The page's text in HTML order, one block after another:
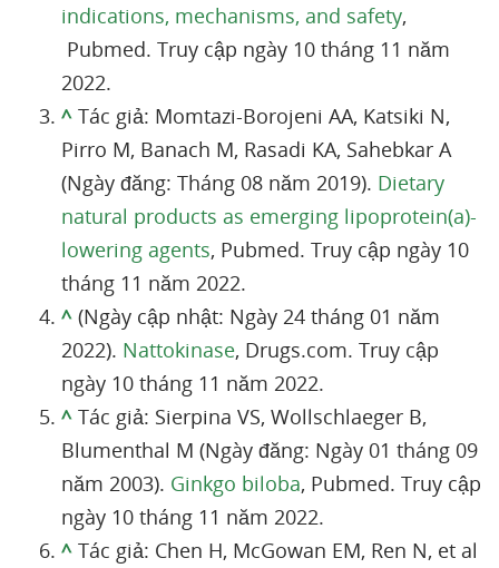
indications, mechanisms, and safety,
Pubmed. Truy cập ngày 10 tháng 11 năm
2022.
^ Tác giả: Momtazi-Borojeni AA, Katsiki N,
Pirro M, Banach M, Rasadi KA, Sahebkar A
(Ngày đăng: Tháng 08 năm 2019). Dietary
natural products as emerging lipoprotein(a)-
lowering agents, Pubmed. Truy cập ngày 10
tháng 11 năm 2022.
^ (Ngày cập nhật: Ngày 24 tháng 01 năm
2022). Nattokinase, Drugs.com. Truy cập
ngày 10 tháng 11 năm 2022.
^ Tác giả: Sierpina VS, Wollschlaeger B,
Blumenthal M (Ngày đăng: Ngày 01 tháng 09
năm 2003). Ginkgo biloba, Pubmed. Truy cập
ngày 10 tháng 11 năm 2022.
^ Tác giả: Chen H, McGowan EM, Ren N, et al